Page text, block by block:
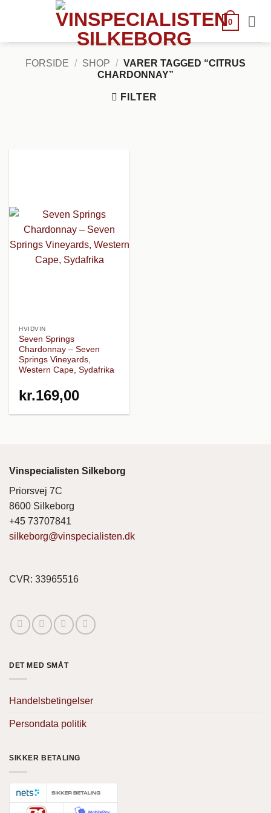
0
FORSIDE / SHOP / VARER TAGGED “CITRUS
CHARDONNAY”
FILTER
HVIDVIN
Seven Springs
Chardonnay – Seven
Springs Vineyards,
Western Cape, Sydafrika
kr.169,00
Vinspecialisten Silkeborg
Priorsvej 7C
8600 Silkeborg
+45 73707841
silkeborg@vinspecialisten.dk
CVR: 33965516
DET MED SMÅT
Handelsbetingelser
Persondata politik
SIKKER BETALING